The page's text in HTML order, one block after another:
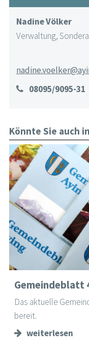
Nadine Völker
Verwaltung,
08095/9095-31
Könnte Sie auch
Gemeindeblatt
Das aktuelle
bereit.
weiterlesen